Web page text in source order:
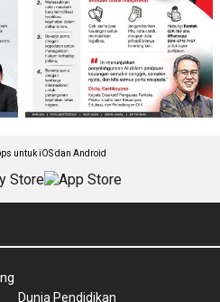
untuk iOS dan Android
Dunia Pendidikan